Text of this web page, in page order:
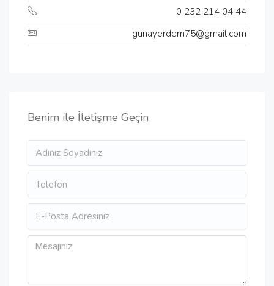
0 232 214 04 44
gunayerdem75@gmail.com
Benim ile İletişme Geçin